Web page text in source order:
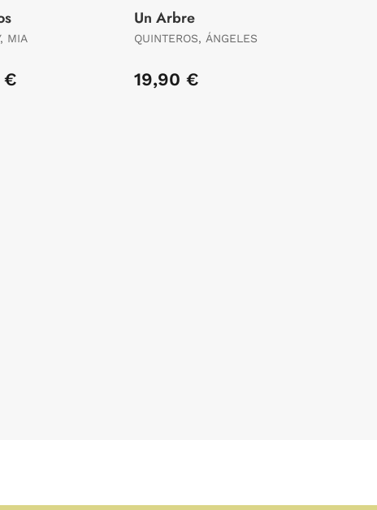
MIA
€
Un Arbre
QUINTEROS, ÁNGELES
19,90 €